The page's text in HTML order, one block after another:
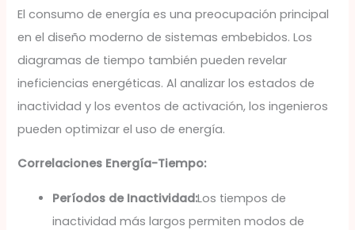
El consumo de energía es una preocupación principal
en el diseño moderno de sistemas embebidos. Los
diagramas de tiempo también pueden revelar
ineficiencias energéticas. Al analizar los estados de
inactividad y los eventos de activación, los ingenieros
pueden optimizar el uso de energía.
Correlaciones Energía-Tiempo:
Períodos de Inactividad:Los tiempos de
inactividad más largos permiten modos de